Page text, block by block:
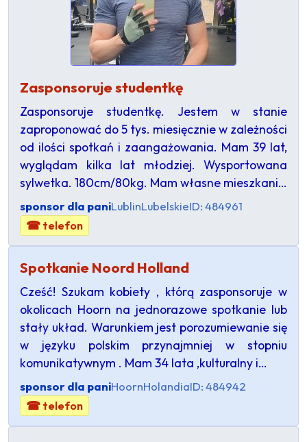
Zasponsoruje studentkę
Zasponsoruje studentkę. Jestem w stanie
zaproponować do 5 tys. miesięcznie w zależności
od ilości spotkań i zaangażowania. Mam 39 lat,
wyglądam kilka lat młodziej. Wysportowana
sylwetka. 180cm/80kg. Mam własne mieszkani…
sponsor dla paniLublinLubelskieID: 484961
☎ telefon
Spotkanie Noord Holland
Cześć! Szukam kobiety , którą zasponsoruje w
okolicach Hoorn na jednorazowe spotkanie lub
stały układ. Warunkiem jest porozumiewanie się
w języku polskim przynajmniej w stopniu
komunikatywnym . Mam 34 lata ,kulturalny i…
sponsor dla paniHoornHolandiaID: 484942
☎ telefon